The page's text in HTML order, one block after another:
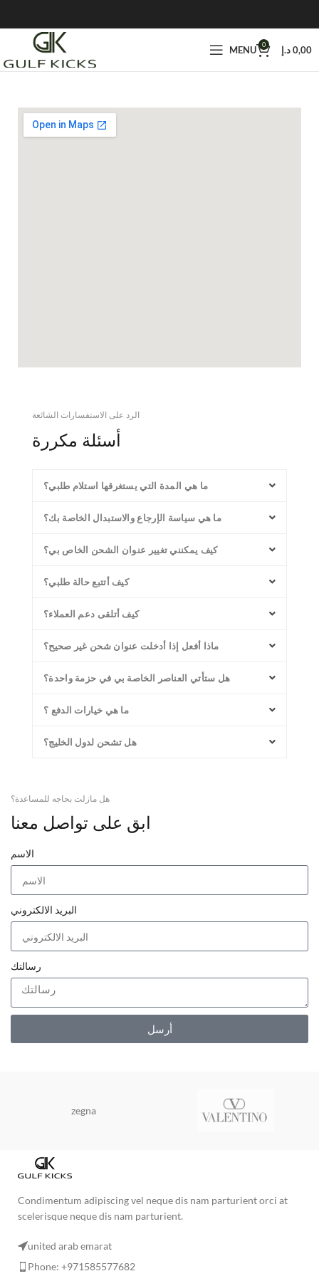
MENU 0 0,00د.إ
الرد على الاستفسارات الشائعة
أسئلة مكررة
ما هي المدة التي يستغرقها استلام طلبي؟
ما هي سياسة الإرجاع والاستبدال الخاصة بك؟
كيف يمكنني تغيير عنوان الشحن الخاص بي؟
كيف أتتبع حالة طلبي؟
كيف أتلقى دعم العملاء؟
ماذا أفعل إذا أدخلت عنوان شحن غير صحيح؟
هل ستأتي العناصر الخاصة بي في حزمة واحدة؟
ما هي خيارات الدفع ؟
هل تشحن لدول الخليج؟
هل مازلت بحاجه للمساعدة؟
ابق على تواصل معنا
الاسم
البريد الالكتروني
رسالتك
أرسل
zegna
Condimentum adipiscing vel neque dis nam parturient orci at
scelerisque neque dis nam parturient.
united arab emarat
Phone: +971585577682